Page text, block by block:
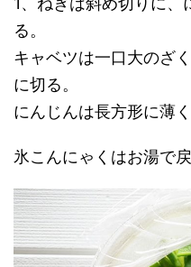
る。
キャベツは一口大のざ
に切る。
にんじんは長方形に薄く
氷こんにゃくはお湯で戻